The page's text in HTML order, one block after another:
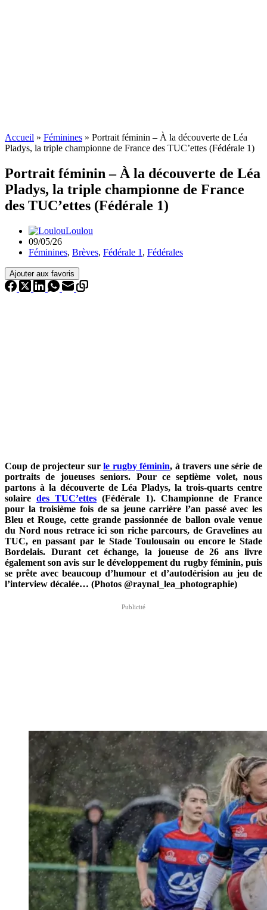
Accueil » Féminines » Portrait féminin – À la découverte de Léa
Pladys, la triple championne de France des TUC’ettes (Fédérale 1)
Portrait féminin – À la découverte de Léa
Pladys, la triple championne de France
des TUC’ettes (Fédérale 1)
Loulou
09/05/26
Féminines, Brèves, Fédérale 1 , Fédérales
Ajouter aux favoris
Coup de projecteur surle rugby féminin, à travers une série de
portraits de joueuses seniors. Pour ce septième volet, nous
partons à la découverte de Léa Pladys, la trois-quarts centre
solaire des TUC’ettes (Fédérale 1). Championne de France
pour la troisième fois de sa jeune carrière l’an passé avec les
Bleu et Rouge, cette grande passionnée de ballon ovale venue
du Nord nous retrace ici son riche parcours, de Gravelines au
TUC, en passant par le Stade Toulousain ou encore le Stade
Bordelais. Durant cet échange, la joueuse de 26 ans livre
également son avis sur le développement du rugby féminin, puis
se prête avec beaucoup d’humour et d’autodérision au jeu de
l’interview décalée… (Photos @raynal_lea_photographie)